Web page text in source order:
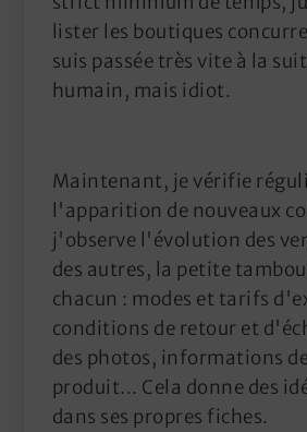
lister les boutiques
suis passée très vite à la
humain, mais idiot.
Maintenant, je vérifie
l'apparition de nouveaux
j'observe l'évolution des
des autres, la petite
chacun : modes et tarifs
conditions de retour et
des photos, informations
produit... Cela donne des
dans ses propres fiches.